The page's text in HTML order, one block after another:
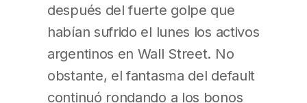
después del fuerte golpe que
habían sufrido el lunes los activos
argentinos en Wall Street. No
obstante, el fantasma del default
continuó rondando a los bonos